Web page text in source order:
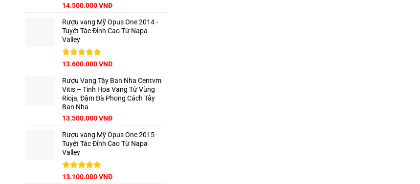
Được xếp
5 sao
14.500.000VNĐ
Rượu vang Mỹ Opus One 2014 -
Tuyệt Tác Đỉnh Cao Từ Napa
Valley
Được xếp
5 sao
13.600.000VNĐ
Rượu Vang Tây Ban Nha Centvm
Vitis – Tinh Hoa Vang Từ Vùng
Rioja, Đậm Đà Phong Cách Tây
Ban Nha
Giá
là:
15.000.000 VNĐ.
13.500.000VNĐGiá
tại
là:
Rượu vang Mỹ Opus One 2015 -
Tuyệt Tác Đỉnh Cao Từ Napa
Valley
Được xếp
13.100.000VNĐ